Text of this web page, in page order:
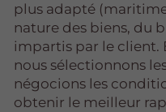
plus adapté
nature des biens, du
impartis par le client.
nous sélectionnons
négocions les
obtenir le meilleur